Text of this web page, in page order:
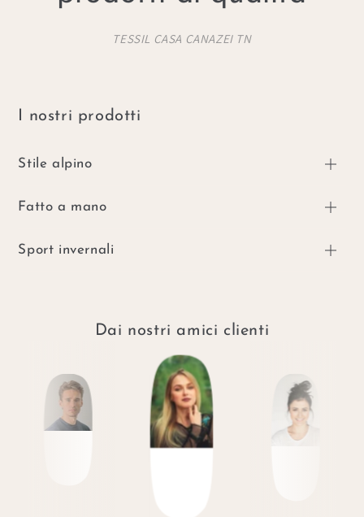
TESSIL CASA CANAZEI TN
I nostri prodotti
Stile alpino
Fatto a mano
Sport invernali
Dai nostri amici clienti